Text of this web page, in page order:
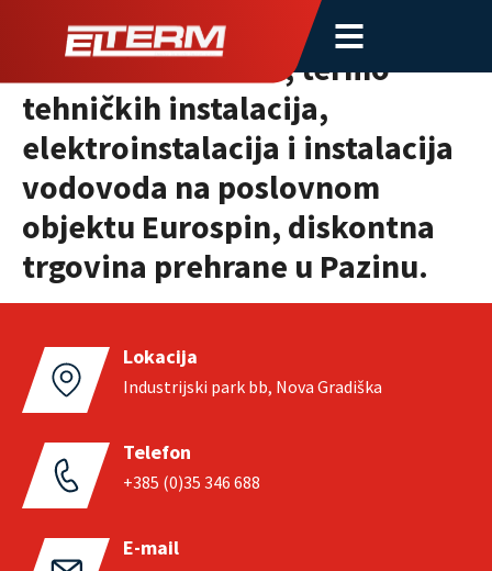
Izvođenje građevinsko –
obrtničkih radova, termo
tehničkih instalacija,
elektroinstalacija i instalacija
vodovoda na poslovnom
objektu Eurospin, diskontna
trgovina prehrane u Pazinu.
Lokacija
Industrijski park bb, Nova Gradiška
Telefon
+385 (0)35 346 688
E-mail